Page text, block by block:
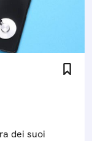
dei suoi